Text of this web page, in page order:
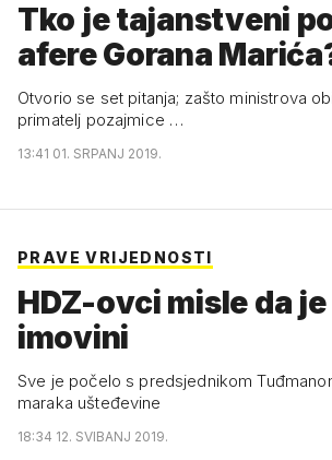
Tko je tajanstveni
afere Gorana
Otvorio se set pitanja; zašto ministrova
primatelj pozajmice …
13:41 01. SRPANJ 2019.
PRAVE VRIJEDNOSTI
HDZ-ovci misle da
imovini
Sve je počelo s predsjednikom
maraka ušteđevine
18:34 12. SVIBANJ 2019.